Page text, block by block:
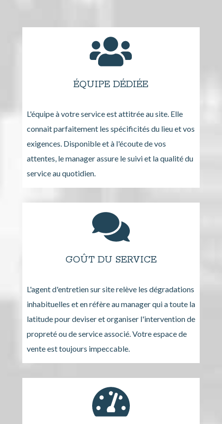
ÉQUIPE DÉDIÉE
L'équipe à votre service est attitrée au site. Elle
connait parfaitement les spécificités du lieu et vos
exigences. Disponible et à l'écoute de vos
attentes, le manager assure le suivi et la qualité du
service au quotidien.
GOÛT DU SERVICE
L'agent d'entretien sur site relève les dégradations
inhabituelles et en réfère au manager qui a toute la
latitude pour deviser et organiser l'intervention de
propreté ou de service associé. Votre espace de
vente est toujours impeccable.